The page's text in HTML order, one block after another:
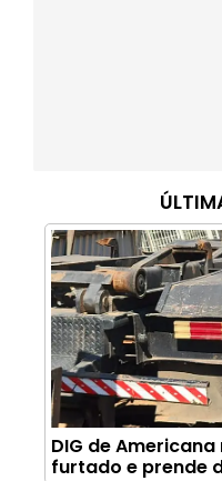
DIG de
furtado e prende